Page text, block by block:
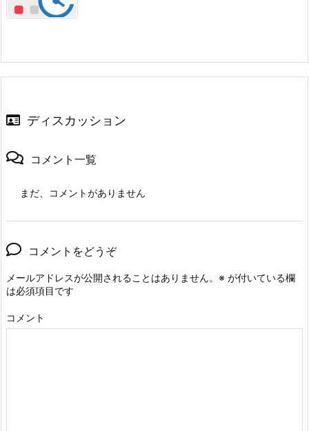
ディスカッション
コメント一覧
まだ、コメントがありません
コメントをどうぞ
メールアドレスが公開されることはありません。 ※ が付いている欄
は必須項目です
コメント